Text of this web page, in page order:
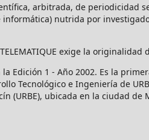
arbitrada, de periodicidad
informática) nutrida por
exige la
Edición 1 - Año 2002. Es la
Tecnológico e Ingeniería de
(URBE), ubicada en la ciudad de